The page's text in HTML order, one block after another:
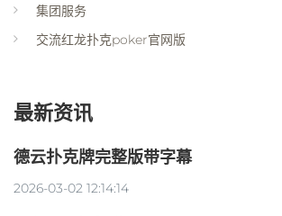
集团服务
交流红龙扑克poker官网版
最新资讯
德云扑克牌完整版带字幕
2026-03-02 12:14:14